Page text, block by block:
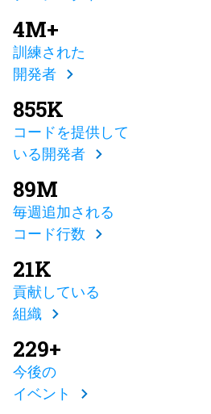
4M+
訓練された
開発者
855K
コードを提供して
いる開発者
89M
毎週追加される
コード行数
21K
貢献している
組織
229+
今後の
イベント